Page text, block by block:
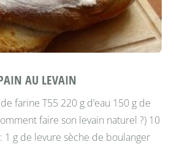
AU LEVAIN
farine T55 220 g d’eau 150 g de
faire son levain naturel ?) 10
1 g de levure sèche de boulanger